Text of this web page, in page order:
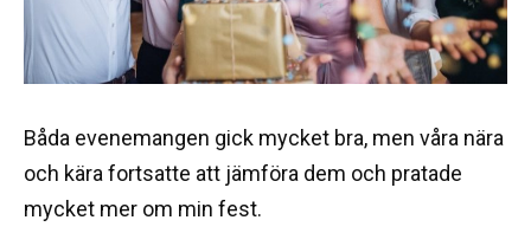
Båda evenemangen gick mycket bra, men våra nära
och kära fortsatte att jämföra dem och pratade
mycket mer om min fest.